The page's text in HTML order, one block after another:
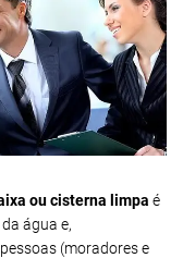
ou cisterna limpa é
água e,
(moradores e